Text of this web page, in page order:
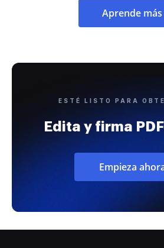
Aprende más
ESTÉ LISTO PARA
Edita y firma PDF
Empieza